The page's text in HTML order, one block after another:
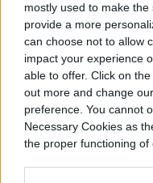
mostly used to make
provide a more
can choose not to allow
impact your experience
able to offer. Click on
out more and change
preference. You cannot
Necessary Cookies as
the proper functioning
Úsalo si:Quieres
que FXAA sin la
MSAA o SSAA.
TAA